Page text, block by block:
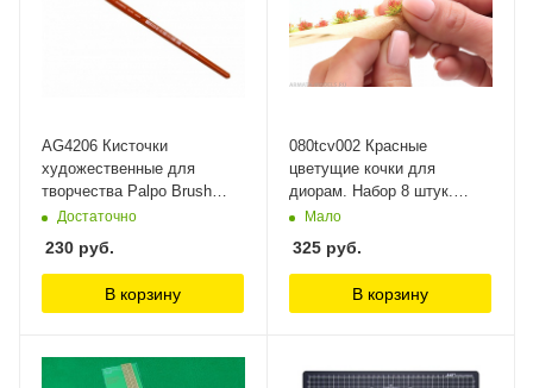
AG4206 Кисточки
художественные для
творчества Palpo Brush
Size 6 Humbrol
Достаточно
230 руб.
В корзину
080tcv002 Красные
цветущие кочки для
диорам. Набор 8 штук.
Morrison
Мало
325 руб.
В корзину